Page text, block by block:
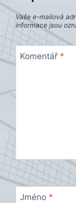
Vaše e-mailová
informace jsou
Komentář *
Jméno *